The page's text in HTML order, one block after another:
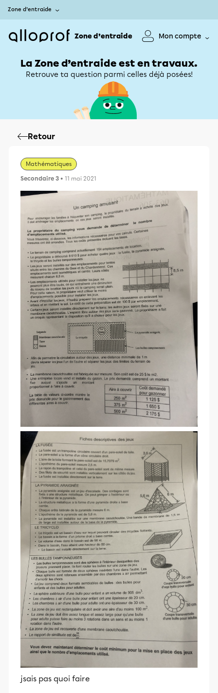
Zone d’entraide
Zone d’entraide Mon compte
La Zone d’entraide est en travaux.
Retrouve ta question parmi celles déjà posées!
Retour
Mathématiques
Secondaire 3 • 11 mai 2021
jsais pas quoi faire